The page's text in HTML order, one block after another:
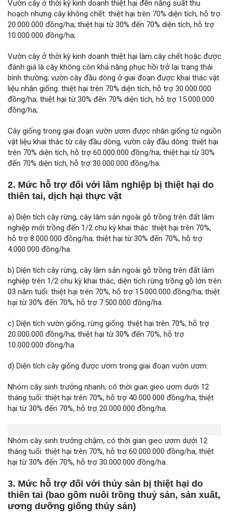
Vườn cây ở thời kỳ kinh doanh thiệt hại đến năng suất thu
hoạch nhưng cây không chết: thiệt hại trên 70% diện tích, hỗ trợ
20.000.000 đồng/ha; thiệt hại từ 30% đến 70% diện tích, hỗ trợ
10.000.000 đồng/ha;
Vườn cây ở thời kỳ kinh doanh thiệt hại làm cây chết hoặc được
đánh giá là cây không còn khả năng phục hồi trở lại trạng thái
bình thường; vườn cây đầu dòng ở giai đoạn được khai thác vật
liệu nhân giống: thiệt hại trên 70% diện tích, hỗ trợ 30.000.000
đồng/ha; thiệt hại từ 30% đến 70% diện tích, hỗ trợ 15.000.000
đồng/ha;
Cây giống trong giai đoạn vườn ươm được nhân giống từ nguồn
vật liệu khai thác từ cây đầu dòng, vườn cây đầu dòng: thiệt hại
trên 70% diện tích, hỗ trợ 60.000.000 đồng/ha; thiệt hại từ 30%
đến 70% diện tích, hỗ trợ 30.000.000 đồng/ha.
2. Mức hỗ trợ đối với lâm nghiệp bị thiệt hại do
thiên tai, dịch hại thực vật
a) Diện tích cây rừng, cây lâm sản ngoài gỗ trồng trên đất lâm
nghiệp mới trồng đến 1/2 chu kỳ khai thác: thiệt hại trên 70%,
hỗ trợ 8.000.000 đồng/ha; thiệt hại từ 30% đến 70%, hỗ trợ
4.000.000 đồng/ha.
b) Diện tích cây rừng, cây lâm sản ngoài gỗ trồng trên đất lâm
nghiệp trên 1/2 chu kỳ khai thác, diện tích rừng trồng gỗ lớn trên
03 năm tuổi: thiệt hại trên 70%, hỗ trợ 15.000.000 đồng/ha; thiệt
hại từ 30% đến 70%, hỗ trợ 7.500.000 đồng/ha.
c) Diện tích vườn giống, rừng giống: thiệt hại trên 70%, hỗ trợ
20.000.000 đồng/ha; thiệt hại từ 30% đến 70%, hỗ trợ
10.000.000 đồng/ha.
d) Diện tích cây giống được ươm trong giai đoạn vườn ươm:
Nhóm cây sinh trưởng nhanh, có thời gian gieo ươm dưới 12
tháng tuổi: thiệt hại trên 70%, hỗ trợ 40.000.000 đồng/ha, thiệt
hại từ 30% đến 70%, hỗ trợ 20.000.000 đồng/ha.
Nhóm cây sinh trưởng chậm, có thời gian gieo ươm dưới 12
tháng tuổi: thiệt hại trên 70%, hỗ trợ 60.000.000 đồng/ha, thiệt
hại từ 30% đến 70%, hỗ trợ 30.000.000 đồng/ha.
3. Mức hỗ trợ đối với thủy sản bị thiệt hại do
thiên tai (bao gồm nuôi trồng thuỷ sản, sản xuất,
ương dưỡng giống thủy sản)